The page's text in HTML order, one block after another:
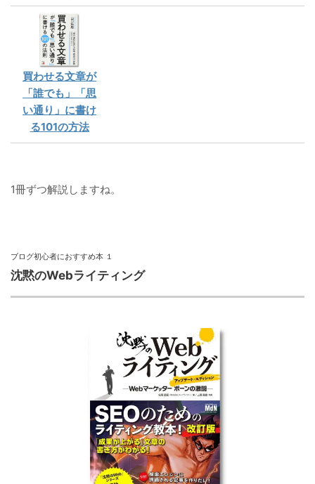
買わせる文章が
「誰でも」「思
い通り」に書け
る101の方法
1冊ずつ解説しますね。
ブログ初心者におすすめ本 １
沈黙のWebライティング